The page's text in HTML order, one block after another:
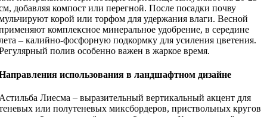
добавляя компост или перегной. После посадки почву
корой или торфом для удержания влаги. Весной
комплексное минеральное удобрение, в середине
– калийно-фосфорную подкормку для усиления цветения.
полив особенно важен в жаркое время.
использования в ландшафтном дизайне
Лиесма – выразительный вертикальный акцент для
или полутеневых миксбордеров, приствольных кругов